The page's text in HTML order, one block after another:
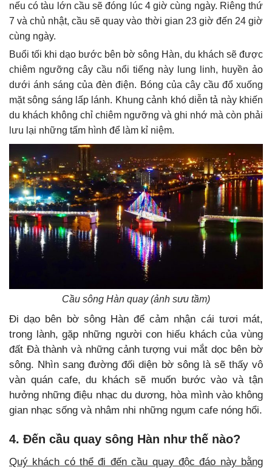
nếu có tàu lớn cầu sẽ đóng lúc 4 giờ cùng ngày. Riêng thứ
7 và chủ nhật, cầu sẽ quay vào thời gian 23 giờ đến 24 giờ
cùng ngày.
Buổi tối khi dạo bước bên bờ sông Hàn, du khách sẽ được
chiêm ngưỡng cây cầu nổi tiếng này lung linh, huyền ảo
dưới ánh sáng của đèn điện. Bóng của cây cầu đổ xuống
mặt sông sáng lấp lánh. Khung cảnh khó diễn tả này khiến
du khách không chỉ chiêm ngưỡng và ghi nhớ mà còn phải
lưu lại những tấm hình để làm kỉ niệm.
Cầu sông Hàn quay (ảnh sưu tầm)
Đi dạo bên bờ sông Hàn để cảm nhận cái tươi mát,
trong lành, gặp những người con hiếu khách của vùng
đất Đà thành và những cảnh tượng vui mắt dọc bên bờ
sông. Nhìn sang đường đối diện bờ sông là sẽ thấy vô
vàn quán cafe, du khách sẽ muốn bước vào và tận
hưởng những điệu nhạc du dương, hòa mình vào không
gian nhạc sống và nhâm nhi những ngụm cafe nóng hổi.
4. Đến cầu quay sông Hàn như thế nào?
Quý khách có thể đi đến cầu quay độc đáo này bằng